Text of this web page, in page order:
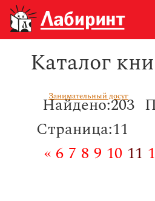
Каталог
Занимательный досуг
Найдено:203
Страница:11
« 6 7 8 9 10 11